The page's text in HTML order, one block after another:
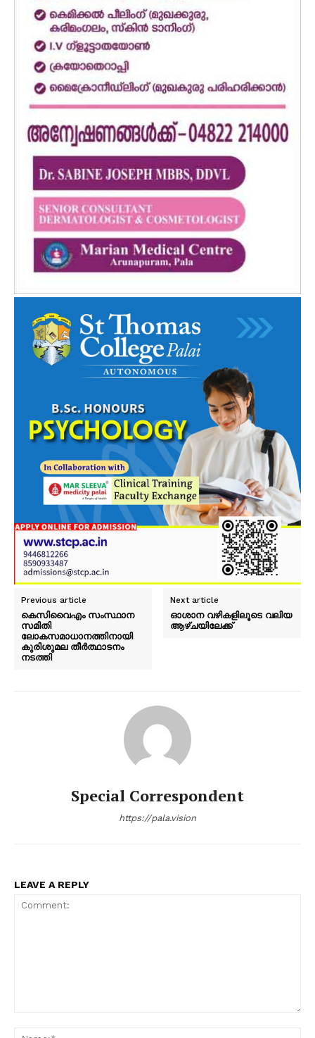
Previous article
കെസിവൈഎം സംസ്ഥാന
സമിതി
ലോകസമാധാനത്തിനായി
കുരിശുമല തീർത്ഥാടനം
നടത്തി
Next article
ഓശാന വഴികളിലൂടെ വലിയ
ആഴ്ചയിലേക്ക്
Special Correspondent
https://pala.vision
LEAVE A REPLY